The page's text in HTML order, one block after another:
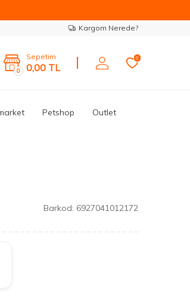
Kargom Nerede?
0
Sepetim
0,00 TL
0
Petshop Outlet
Barkod: 6927041012172